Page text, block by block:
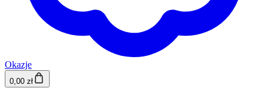
Okazje
0,00 zł